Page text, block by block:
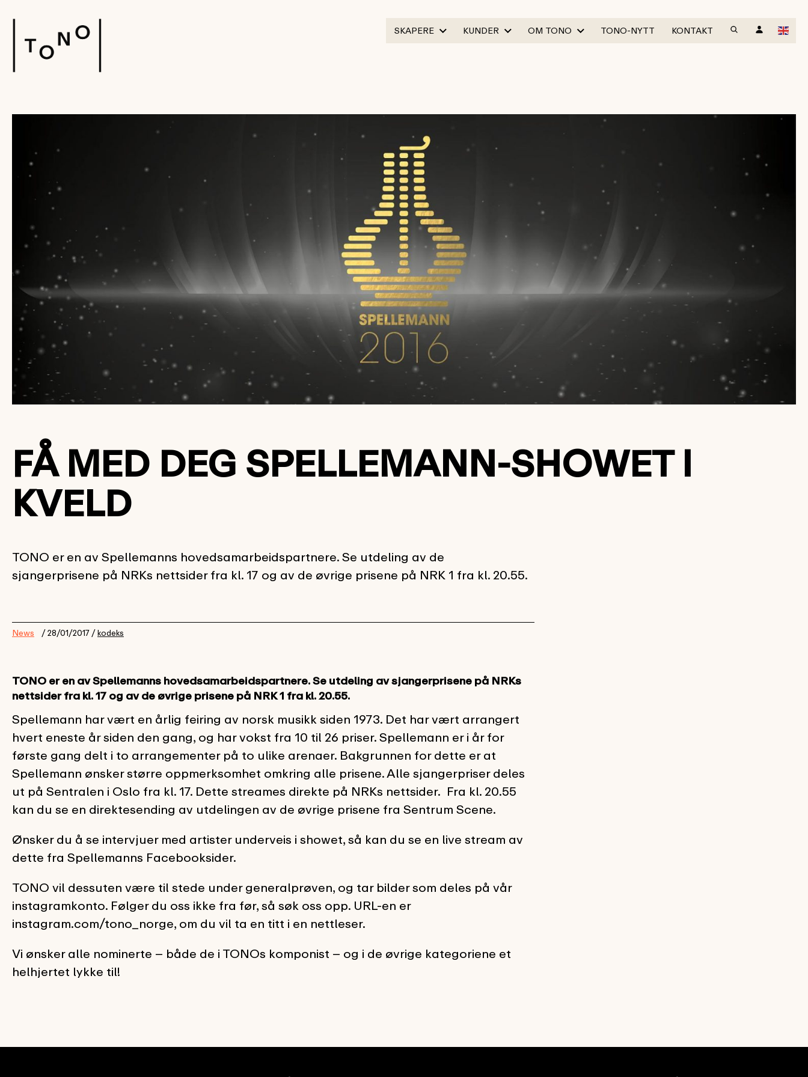
SKAPERE KUNDER OM TONO TONO-NYTT KONTAKT
FÅ MED DEG SPELLEMANN-SHOWET I
KVELD
TONO er en av Spellemanns hovedsamarbeidspartnere. Se utdeling av de
sjangerprisene på NRKs nettsider fra kl. 17 og av de øvrige prisene på NRK 1 fra kl. 20.55.
News / 28/01/2017 /kodeks
TONO er en av Spellemanns hovedsamarbeidspartnere. Se utdeling av sjangerprisene på NRKs
nettsider fra kl. 17 og av de øvrige prisene på NRK 1 fra kl. 20.55.
Spellemann har vært en årlig feiring av norsk musikk siden 1973. Det har vært arrangert
hvert eneste år siden den gang, og har vokst fra 10 til 26 priser. Spellemann er i år for
første gang delt i to arrangementer på to ulike arenaer. Bakgrunnen for dette er at
Spellemann ønsker større oppmerksomhet omkring alle prisene. Alle sjangerpriser deles
ut på Sentralen i Oslo fra kl. 17. Dette streames direkte på NRKs nettsider. Fra kl. 20.55
kan du se en direktesending av utdelingen av de øvrige prisene fra Sentrum Scene.
Ønsker du å se intervjuer med artister underveis i showet, så kan du se en live stream av
dette fra Spellemanns Facebooksider.
TONO vil dessuten være til stede under generalprøven, og tar bilder som deles på vår
instagramkonto. Følger du oss ikke fra før, så søk oss opp. URL-en er
instagram.com/tono_norge, om du vil ta en titt i en nettleser.
Vi ønsker alle nominerte – både de i TONOs komponist – og i de øvrige kategoriene et
helhjertet lykke til!